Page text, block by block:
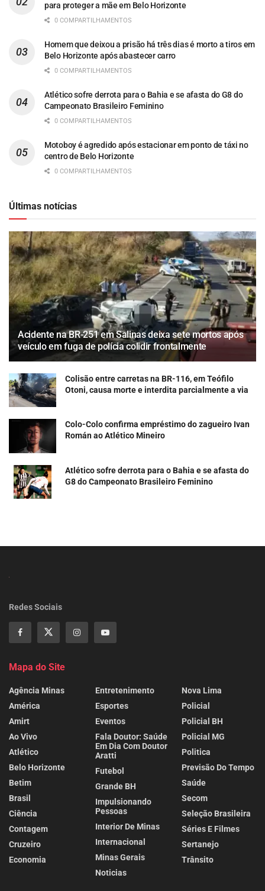
para proteger a mãe em Belo Horizonte
0 COMPARTILHAMENTOS
Homem que deixou a prisão há três dias é morto a tiros em
Belo Horizonte após abastecer carro
0 COMPARTILHAMENTOS
Atlético sofre derrota para o Bahia e se afasta do G8 do
Campeonato Brasileiro Feminino
0 COMPARTILHAMENTOS
Motoboy é agredido após estacionar em ponto de táxi no
centro de Belo Horizonte
0 COMPARTILHAMENTOS
Últimas notícias
Acidente na BR-251 em Salinas deixa sete mortos após
veículo em fuga de polícia colidir frontalmente
Colisão entre carretas na BR-116, em Teófilo
Otoni, causa morte e interdita parcialmente a via
Colo-Colo confirma empréstimo do zagueiro Ivan
Román ao Atlético Mineiro
Atlético sofre derrota para o Bahia e se afasta do
G8 do Campeonato Brasileiro Feminino
Redes Sociais
Mapa do Site
Agência Minas
América
Amirt
Ao Vivo
Atlético
Belo Horizonte
Betim
Brasil
Ciência
Contagem
Cruzeiro
Economia
Entretenimento
Esportes
Eventos
Fala Doutor: Saúde
Em Dia Com Doutor
Aratti
Futebol
Grande BH
Impulsionando
Pessoas
Interior De Minas
Internacional
Minas Gerais
Noticias
Nova Lima
Policial
Policial BH
Policial MG
Politica
Previsão Do Tempo
Saúde
Secom
Seleção Brasileira
Séries E Filmes
Sertanejo
Trânsito